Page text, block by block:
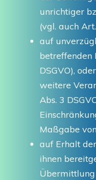
unrichtiger
(vgl. auch
auf
betreffenden
DSGVO),
weitere
Abs. 3
Maßgabe
auf Erhalt
ihnen